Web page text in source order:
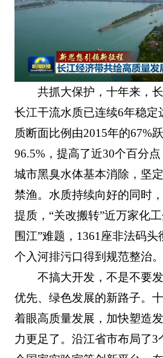
共抓大保护，十年来，
长江干流水质已连续6年稳定
质断面比例由2015年的67%
96.5%，提高了近30个百分
城市黑臭水体基本消除，坚
禁渔。水质持续向好的同时
提质，“关改搬转”近万家化
围江”难题，1361座非法码头
个入河排污口得到规范整治。
不搞大开发，不是不要
优先、绿色发展的新路子。
着眼高质量发展，加快塑造
力更足了。沿江省市布局了3